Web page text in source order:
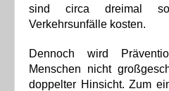
sind circa dreimal
Verkehrsunfälle kosten.
Dennoch wird
Menschen nicht
doppelter Hinsicht. Zum